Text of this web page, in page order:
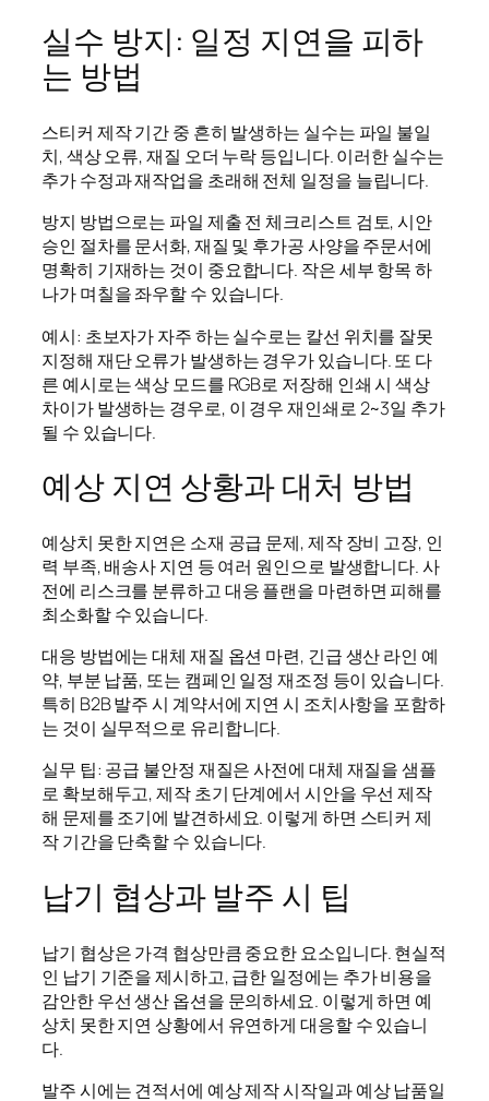
실수 방지: 일정 지연을 피하
는 방법
스티커 제작 기간 중 흔히 발생하는 실수는 파일 불일
치, 색상 오류, 재질 오더 누락 등입니다. 이러한 실수는
추가 수정과 재작업을 초래해 전체 일정을 늘립니다.
방지 방법으로는 파일 제출 전 체크리스트 검토, 시안
승인 절차를 문서화, 재질 및 후가공 사양을 주문서에
명확히 기재하는 것이 중요합니다. 작은 세부 항목 하
나가 며칠을 좌우할 수 있습니다.
예시: 초보자가 자주 하는 실수로는 칼선 위치를 잘못
지정해 재단 오류가 발생하는 경우가 있습니다. 또 다
른 예시로는 색상 모드를 RGB로 저장해 인쇄 시 색상
차이가 발생하는 경우로, 이 경우 재인쇄로 2~3일 추가
될 수 있습니다.
예상 지연 상황과 대처 방법
예상치 못한 지연은 소재 공급 문제, 제작 장비 고장, 인
력 부족, 배송사 지연 등 여러 원인으로 발생합니다. 사
전에 리스크를 분류하고 대응 플랜을 마련하면 피해를
최소화할 수 있습니다.
대응 방법에는 대체 재질 옵션 마련, 긴급 생산 라인 예
약, 부분 납품, 또는 캠페인 일정 재조정 등이 있습니다.
특히 B2B 발주 시 계약서에 지연 시 조치사항을 포함하
는 것이 실무적으로 유리합니다.
실무 팁: 공급 불안정 재질은 사전에 대체 재질을 샘플
로 확보해두고, 제작 초기 단계에서 시안을 우선 제작
해 문제를 조기에 발견하세요. 이렇게 하면 스티커 제
작 기간을 단축할 수 있습니다.
납기 협상과 발주 시 팁
납기 협상은 가격 협상만큼 중요한 요소입니다. 현실적
인 납기 기준을 제시하고, 급한 일정에는 추가 비용을
감안한 우선 생산 옵션을 문의하세요. 이렇게 하면 예
상치 못한 지연 상황에서 유연하게 대응할 수 있습니
다.
발주 시에는 견적서에 예상 제작 시작일과 예상 납품일